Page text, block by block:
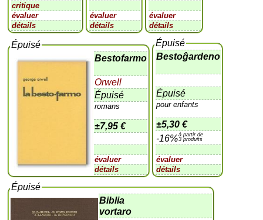
critique
évaluer
détails
évaluer
détails
évaluer
détails
Épuisé
Bestofarmo
Orwell
Épuisé
romans
±7,95 €
évaluer
détails
Épuisé
Bestoĝardeno
Épuisé
pour enfants
±5,30 €
-16%à partir de
3 produits
évaluer
détails
Épuisé
Biblia
vortaro